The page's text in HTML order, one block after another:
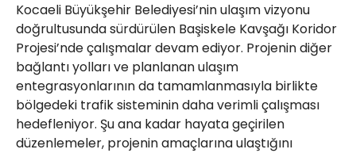
Kocaeli Büyükşehir Belediyesi’nin ulaşım vizyonu
doğrultusunda sürdürülen Başiskele Kavşağı Koridor
Projesi’nde çalışmalar devam ediyor. Projenin diğer
bağlantı yolları ve planlanan ulaşım
entegrasyonlarının da tamamlanmasıyla birlikte
bölgedeki trafik sisteminin daha verimli çalışması
hedefleniyor. Şu ana kadar hayata geçirilen
düzenlemeler, projenin amaçlarına ulaştığını